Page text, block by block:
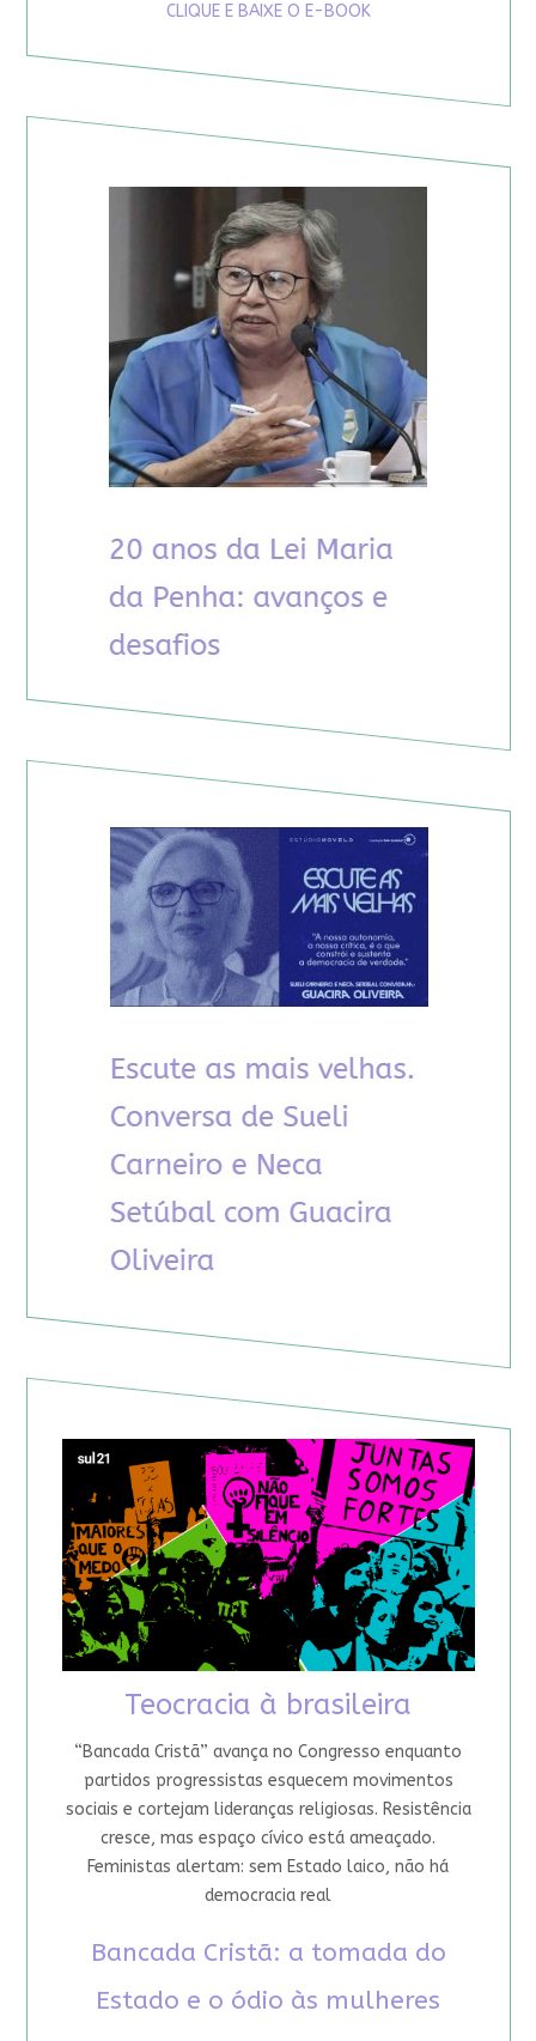
CLIQUE E BAIXE O E-BOOK
Teocracia à brasileira
“Bancada Cristã” avança no Congresso enquanto
partidos progressistas esquecem movimentos
sociais e cortejam lideranças religiosas. Resistência
cresce, mas espaço cívico está ameaçado.
Feministas alertam: sem Estado laico, não há
democracia real
Bancada Cristã: a tomada do
Estado e o ódio às mulheres